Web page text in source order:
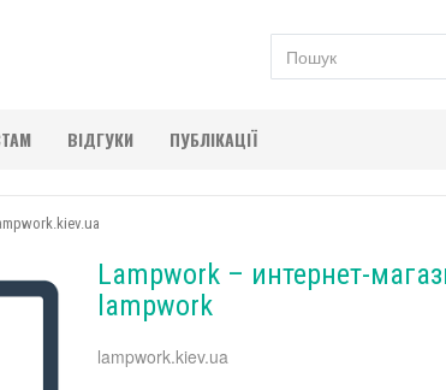
ВІДГУКИ ПУБЛІКАЦІЇ
Lampwork – интернет-
lampwork
lampwork.kiev.ua